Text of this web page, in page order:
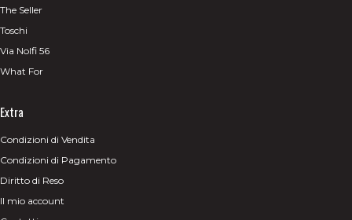
The Seller
Toschi
Via Nolfi 56
What For
Extra
Condizioni di Vendita
Condizioni di Pagamento
Diritto di Reso
Il mio account